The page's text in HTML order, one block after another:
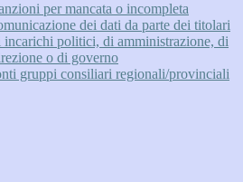
per mancata o incompleta
dei dati da parte dei titolari
incarichi politici, di amministrazione, di
o di governo
gruppi consiliari regionali/provinciali